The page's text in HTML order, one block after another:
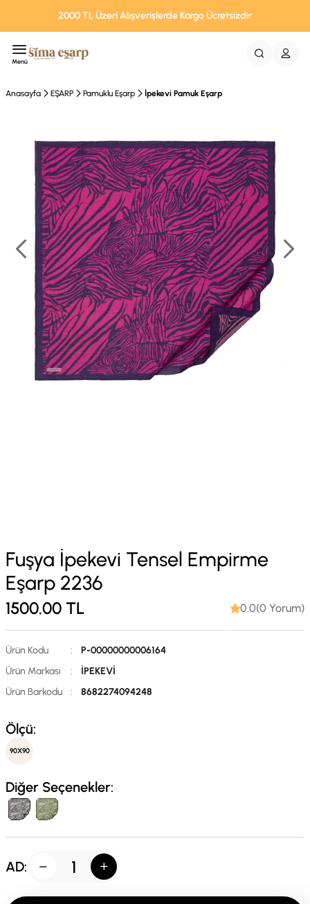
2000 TL Üzeri Alışverişlerde Kargo Ücretsizdir
Menü
Anasayfa EŞARP Pamuklu Eşarp İpekevi Pamuk Eşarp
Fuşya İpekevi Tensel Empirme
Eşarp 2236
1500.00 TL 0.0(0 Yorum)
Ürün Kodu :
P-00000000006164
Ürün Markası
:
İPEKEVİ
Ürün Barkodu
: 8682274094248
Ölçü:
90X90
Diğer Seçenekler:
AD: